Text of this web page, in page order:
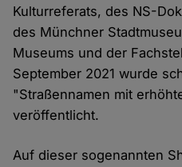
Kulturreferats, des NS-
des Münchner
Museums und der
September 2021 wurde
"Straßennamen mit
veröffentlicht.
Auf dieser sogenannten